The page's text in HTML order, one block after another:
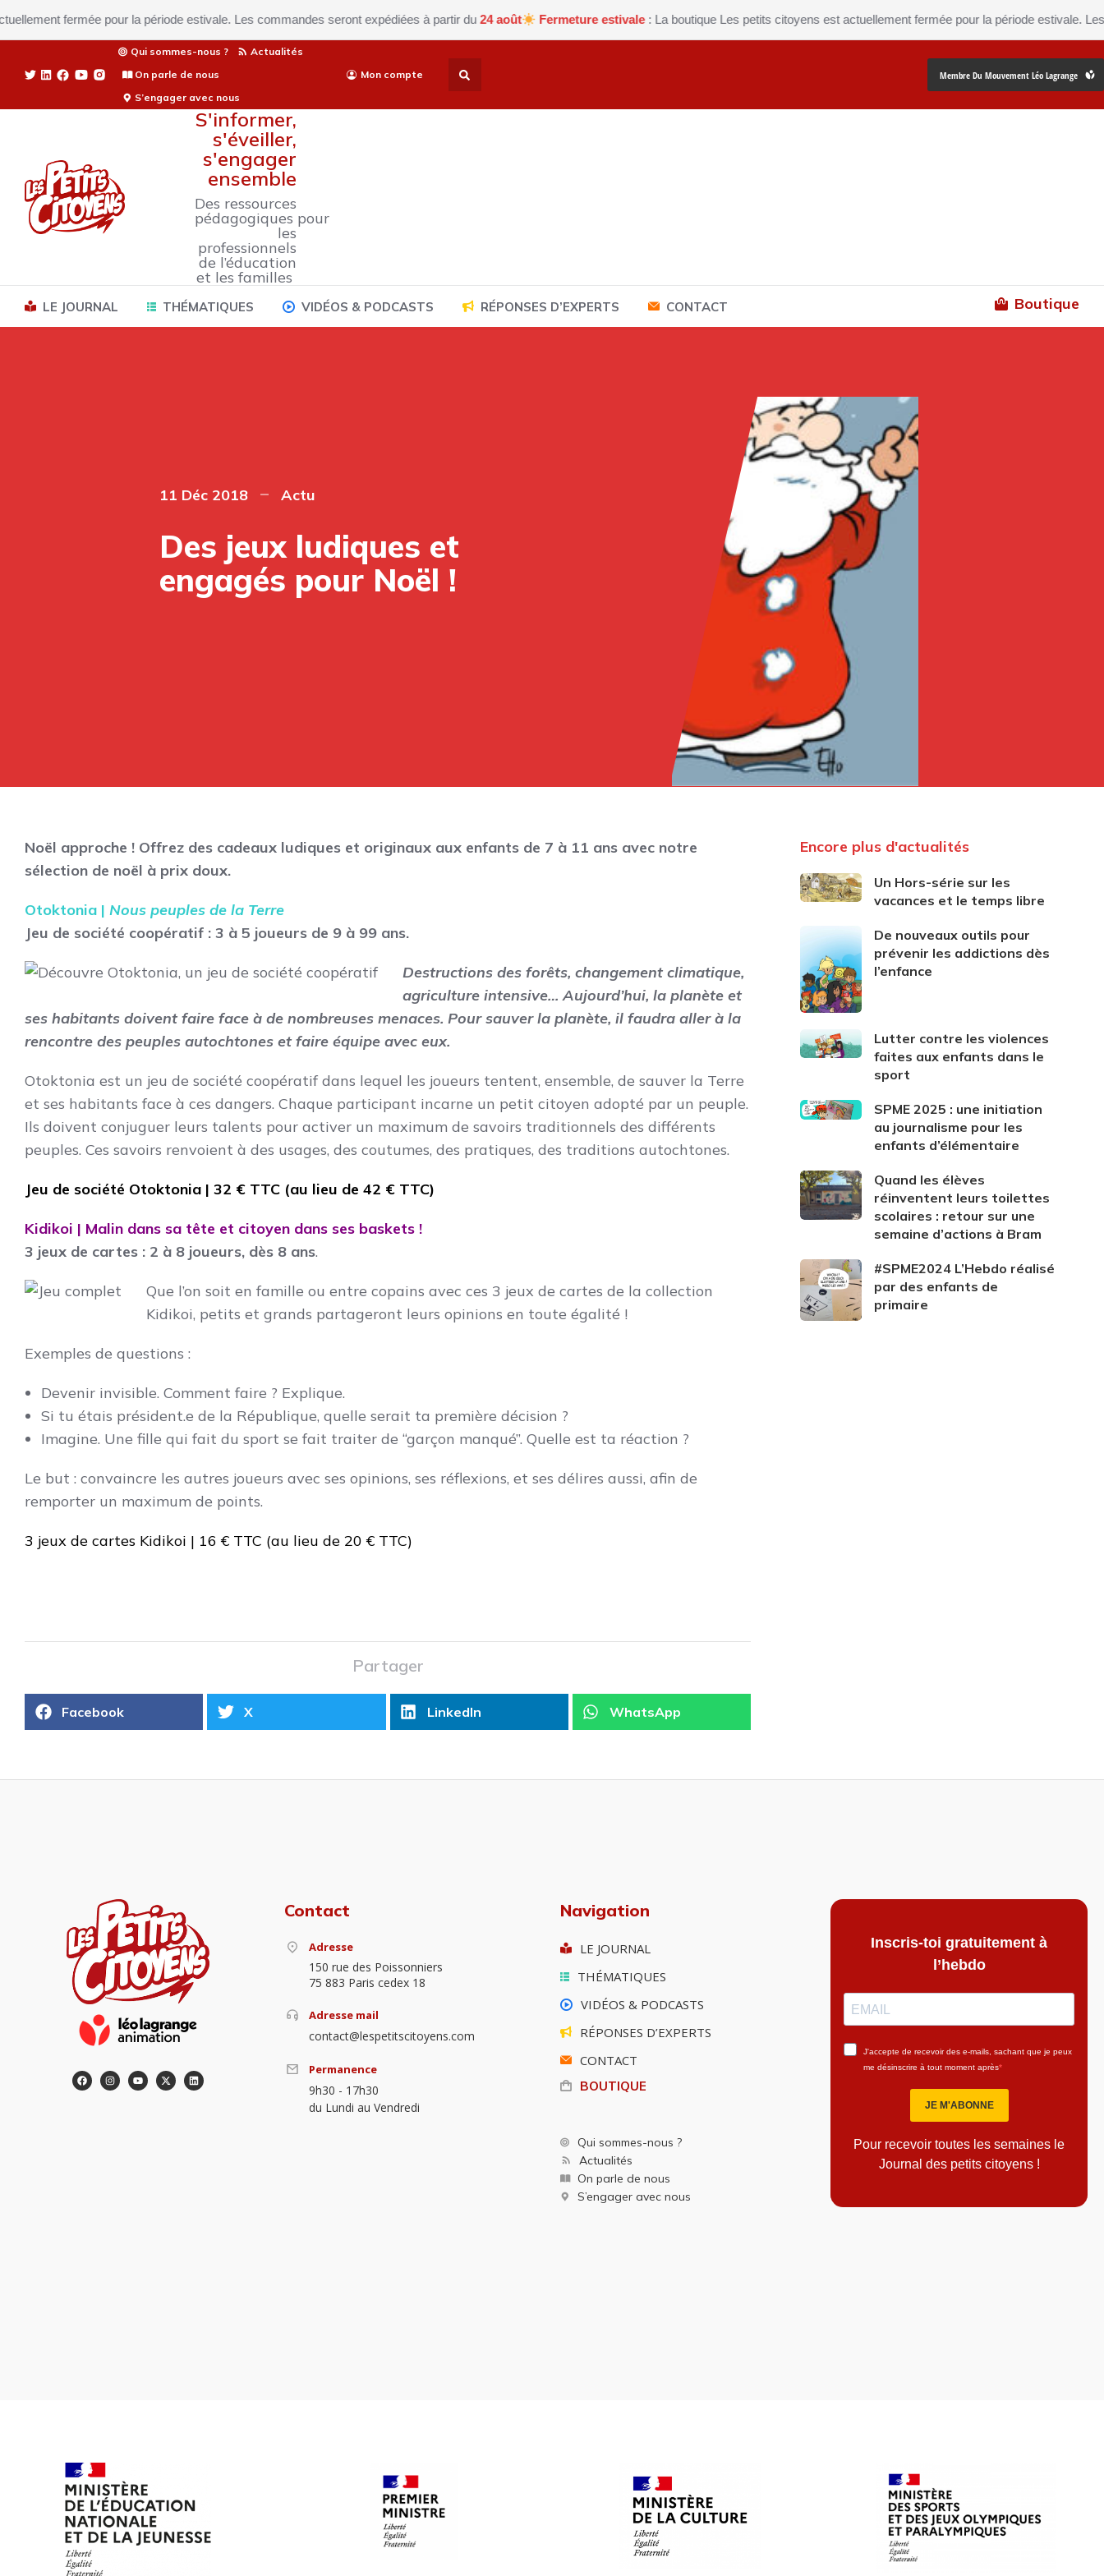
fermée pour la période estivale. Les commandes seront expédiées à partir du 24 août Fermeture estivale: La boutique Les petits citoyens est actuellement fermée pour la période estivale. Les
Qui sommes-nous ?
Actualités
On parle de nous
S’engager avec nous
Mon compte Membre Du Mouvement Léo Lagrange
S'informer,
s'éveiller,
s'engager
ensemble
Des ressources
pédagogiques pour
les
professionnels
de l’éducation
et les familles
LE JOURNAL THÉMATIQUES VIDÉOS & PODCASTS RÉPONSES D’EXPERTS CONTACT Boutique
11 Déc 2018 Actu
Des jeux ludiques et
engagés pour Noël !
Noël approche ! Offrez des cadeaux ludiques et originaux aux enfants de 7 à 11 ans avec notre
sélection de noël à prix doux.
Otoktonia | Nous peuples de la Terre
Jeu de société coopératif : 3 à 5 joueurs de 9 à 99 ans.
Destructions des forêts, changement climatique,
agriculture intensive… Aujourd’hui, la planète et
ses habitants doivent faire face à de nombreuses menaces. Pour sauver la planète, il faudra aller à la
rencontre des peuples autochtones et faire équipe avec eux.
Otoktonia est un jeu de société coopératif dans lequel les joueurs tentent, ensemble, de sauver la Terre
et ses habitants face à ces dangers. Chaque participant incarne un petit citoyen adopté par un peuple.
Ils doivent conjuguer leurs talents pour activer un maximum de savoirs traditionnels des différents
peuples. Ces savoirs renvoient à des usages, des coutumes, des pratiques, des traditions autochtones.
Jeu de société Otoktonia | 32 € TTC (au lieu de 42 € TTC)
Kidikoi | Malin dans sa tête et citoyen dans ses baskets !
3 jeux de cartes : 2 à 8 joueurs, dès 8 ans.
Que l’on soit en famille ou entre copains avec ces 3 jeux de cartes de la collection
Kidikoi, petits et grands partageront leurs opinions en toute égalité !
Exemples de questions :
Devenir invisible. Comment faire ? Explique.
Si tu étais président.e de la République, quelle serait ta première décision ?
Imagine. Une fille qui fait du sport se fait traiter de ‘‘garçon manqué’’. Quelle est ta réaction ?
Le but : convaincre les autres joueurs avec ses opinions, ses réflexions, et ses délires aussi, afin de
remporter un maximum de points.
3 jeux de cartes Kidikoi | 16 € TTC (au lieu de 20 € TTC)
Partager
Facebook X LinkedIn WhatsApp
Encore plus d'actualités
Un Hors-série sur les
vacances et le temps libre
De nouveaux outils pour
prévenir les addictions dès
l’enfance
Lutter contre les violences
faites aux enfants dans le
sport
SPME 2025 : une initiation
au journalisme pour les
enfants d’élémentaire
Quand les élèves
réinventent leurs toilettes
scolaires : retour sur une
semaine d’actions à Bram
#SPME2024 L’Hebdo réalisé
par des enfants de
primaire
Contact
Adresse
150 rue des Poissonniers
75 883 Paris cedex 18
Adresse mail
contact@lespetitscitoyens.com
Permanence
9h30 - 17h30
du Lundi au Vendredi
Navigation
LE JOURNAL
THÉMATIQUES
VIDÉOS & PODCASTS
RÉPONSES D’EXPERTS
CONTACT
BOUTIQUE
Qui sommes-nous ?
Actualités
On parle de nous
S’engager avec nous